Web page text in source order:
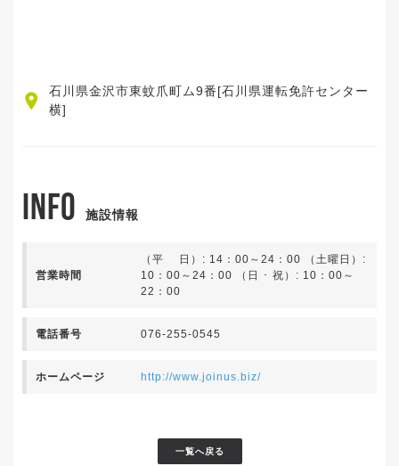
石川県金沢市東蚊爪町ム9番[石川県運転免許センター
横]
INFO 施設情報
営業時間
（平 日）: 14：00～24：00 （土曜日）:
10：00～24：00 （日 ･ 祝）: 10：00～
22：00
電話番号 076-255-0545
ホームページ http://www.joinus.biz/
一覧へ戻る